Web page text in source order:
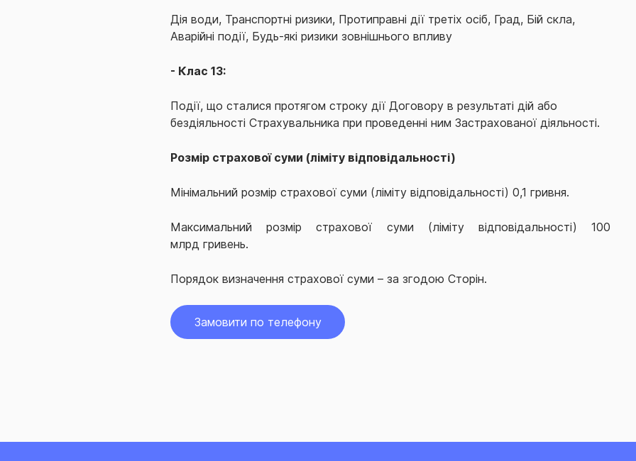
Дія води, Транспортні ризики, Протиправні дії третіх осіб, Град, Бій скла,
Аварійні події, Будь-які ризики зовнішнього впливу
- Клас 13:
Події, що сталися протягом строку дії Договору в результаті дій або
бездіяльності Страхувальника при проведенні ним Застрахованої діяльності.
Розмір страхової суми (ліміту відповідальності)
Мінімальний розмір страхової суми (ліміту відповідальності) 0,1 гривня.
Максимальний розмір страхової суми (ліміту відповідальності) 100
млрд гривень.
Порядок визначення страхової суми – за згодою Сторін.
Замовити по телефону